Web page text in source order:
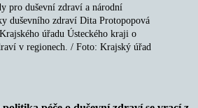
pro duševní zdraví a národní
duševního zdraví Dita Protopopová
úřadu Ústeckého kraji o
v regionech. / Foto: Krajský úřad